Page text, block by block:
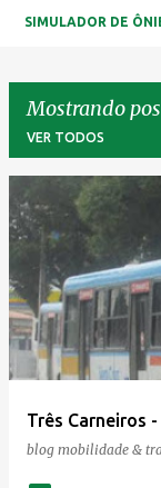
SIMULADOR DE
Mostrando
VER TODOS
P
o
s
a
g
Três Carneiros
blog mobilidade &